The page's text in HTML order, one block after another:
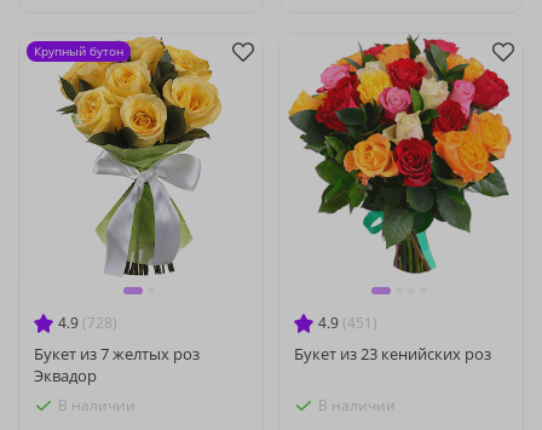
4.9 (728)
Букет из 7 желтых роз
Эквадор
В наличии
Крупный бутон
4.9 (451)
Букет из 23 кенийских роз
В наличии